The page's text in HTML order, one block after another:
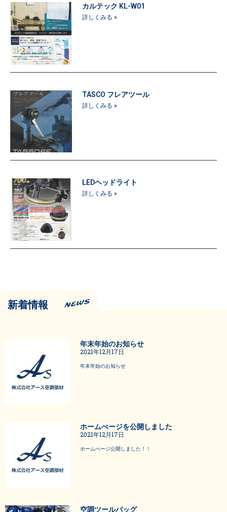
カルテック KL-W01
詳しくみる »
TASCO フレアツール
詳しくみる »
LEDヘッドライト
詳しくみる »
新着情報
年末年始のお知らせ
2021年12月17日
年末年始のお知らせ
ホームぺージを公開しました
2021年12月17日
ホームぺージ公開しました！！
空調ツールバッグ